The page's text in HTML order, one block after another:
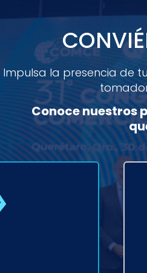
Impulsa la presencia de
Conoce nuestros